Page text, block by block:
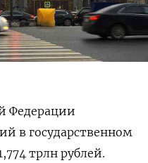
Федерации
в государственном
трлн рублей.